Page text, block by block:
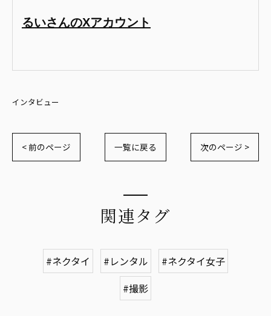
るいさんのXアカウント
インタビュー
< 前のページ 一覧に戻る 次のページ >
関連タグ
#ネクタイ #レンタル
#ネクタイ女子
#撮影